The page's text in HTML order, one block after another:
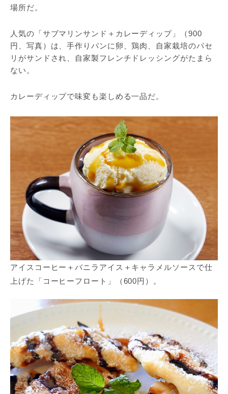
場所だ。
人気の「サブマリンサンド＋カレーディップ」（900
円、写真）は、手作りパンに卵、鶏肉、自家栽培のパセ
リがサンドされ、自家製フレンチドレッシングがたまら
ない。
カレーディップで味変も楽しめる一品だ。
アイスコーヒー＋バニラアイス＋キャラメルソースで仕
上げた「コーヒーフロート」（600円）。